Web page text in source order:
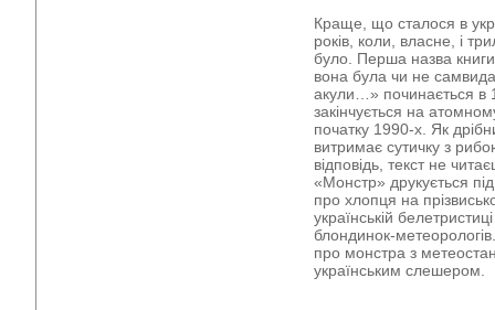
Краще, що сталося в
років, коли, власне, і
було. Перша назва
вона була чи не
акули…» починається в
закінчується на
початку 1990-х. Як
витримає сутичку з
відповідь, текст не
«Монстр» друкується
про хлопця на
українській
блондинок-
про монстра з
українським слешером.